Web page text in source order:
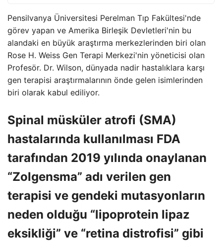
Pensilvanya Üniversitesi Perelman Tıp Fakültesi'nde
görev yapan ve Amerika Birleşik Devletleri'nin bu
alandaki en büyük araştırma merkezlerinden biri olan
Rose H. Weiss Gen Terapi Merkezi'nin yöneticisi olan
Profesör. Dr. Wilson, dünyada nadir hastalıklara karşı
gen terapisi araştırmalarının önde gelen isimlerinden
biri olarak kabul ediliyor.
Spinal müsküler atrofi (SMA)
hastalarında kullanılması FDA
tarafından 2019 yılında onaylanan
“Zolgensma” adı verilen gen
terapisi ve gendeki mutasyonların
neden olduğu “lipoprotein lipaz
eksikliği” ve “retina distrofisi” gibi